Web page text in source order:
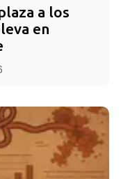
y se dedica la
en anticipación
seres
se colocan
o
o pintado.
a los
en